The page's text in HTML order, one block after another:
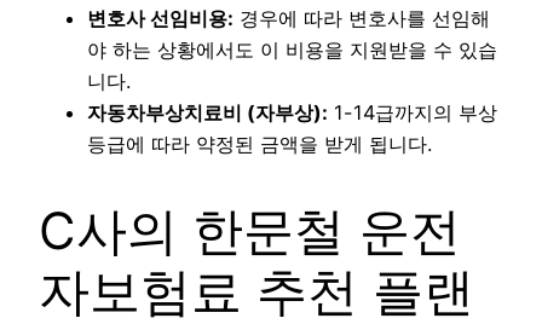
변호사 선임비용: 경우에 따라 변호사를 선임해
야 하는 상황에서도 이 비용을 지원받을 수 있습
니다.
자동차부상치료비 (자부상): 1-14급까지의 부상
등급에 따라 약정된 금액을 받게 됩니다.
C사의 한문철 운전
자보험료 추천 플랜